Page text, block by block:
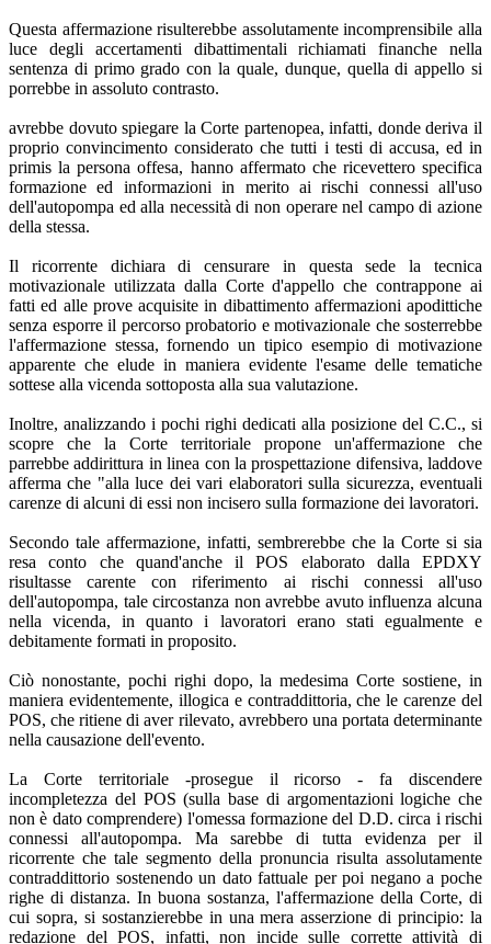
Questa affermazione risulterebbe assolutamente incomprensibile alla
luce degli accertamenti dibattimentali richiamati finanche nella
sentenza di primo grado con la quale, dunque, quella di appello si
porrebbe in assoluto contrasto.
avrebbe dovuto spiegare la Corte partenopea, infatti, donde deriva il
proprio convincimento considerato che tutti i testi di accusa, ed in
primis la persona offesa, hanno affermato che ricevettero specifica
formazione ed informazioni in merito ai rischi connessi all'uso
dell'autopompa ed alla necessità di non operare nel campo di azione
della stessa.
Il ricorrente dichiara di censurare in questa sede la tecnica
motivazionale utilizzata dalla Corte d'appello che contrappone ai
fatti ed alle prove acquisite in dibattimento affermazioni apodittiche
senza esporre il percorso probatorio e motivazionale che sosterrebbe
l'affermazione stessa, fornendo un tipico esempio di motivazione
apparente che elude in maniera evidente l'esame delle tematiche
sottese alla vicenda sottoposta alla sua valutazione.
Inoltre, analizzando i pochi righi dedicati alla posizione del C.C., si
scopre che la Corte territoriale propone un'affermazione che
parrebbe addirittura in linea con la prospettazione difensiva, laddove
afferma che "alla luce dei vari elaboratori sulla sicurezza, eventuali
carenze di alcuni di essi non incisero sulla formazione dei lavoratori.
Secondo tale affermazione, infatti, sembrerebbe che la Corte si sia
resa conto che quand'anche il POS elaborato dalla EPDXY
risultasse carente con riferimento ai rischi connessi all'uso
dell'autopompa, tale circostanza non avrebbe avuto influenza alcuna
nella vicenda, in quanto i lavoratori erano stati egualmente e
debitamente formati in proposito.
Ciò nonostante, pochi righi dopo, la medesima Corte sostiene, in
maniera evidentemente, illogica e contraddittoria, che le carenze del
POS, che ritiene di aver rilevato, avrebbero una portata determinante
nella causazione dell'evento.
La Corte territoriale -prosegue il ricorso - fa discendere
incompletezza del POS (sulla base di argomentazioni logiche che
non è dato comprendere) l'omessa formazione del D.D. circa i rischi
connessi all'autopompa. Ma sarebbe di tutta evidenza per il
ricorrente che tale segmento della pronuncia risulta assolutamente
contraddittorio sostenendo un dato fattuale per poi negano a poche
righe di distanza. In buona sostanza, l'affermazione della Corte, di
cui sopra, si sostanzierebbe in una mera asserzione di principio: la
redazione del POS, infatti, non incide sulle corrette attività di